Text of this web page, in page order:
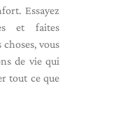
Essayez
et faites
vous
de vie qui
tout ce que